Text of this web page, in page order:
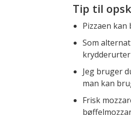
Tip til
Pizzaen
Som
Jeg bruger
man kan
Frisk